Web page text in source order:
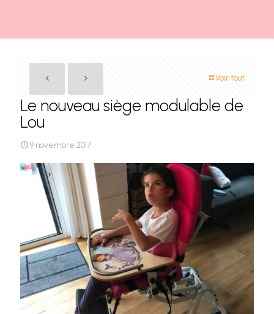
Voir tout
Le nouveau siège modulable de
Lou
9 novembre 2017